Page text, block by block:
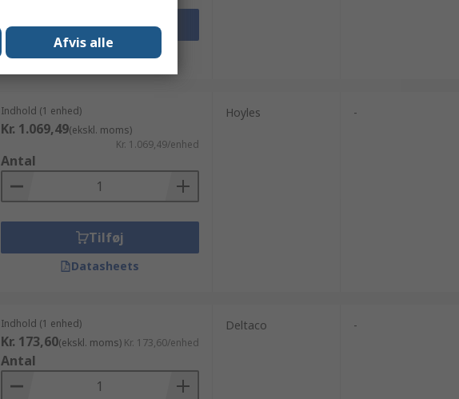
Tilføj
Indhold (1 enhed)
Kr. 1.069,49(ekskl. moms)
Kr. 1.069,49/enhed
Antal
Tilføj
Datasheets
Hoyles -
Indhold (1 enhed)
Kr. 173,60(ekskl. moms) Kr. 173,60/enhed
Antal
Deltaco -
Afvis alle